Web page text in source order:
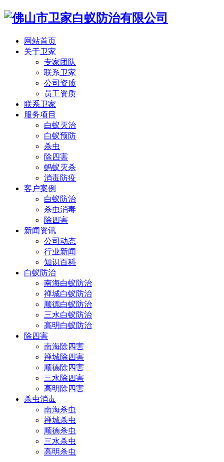
网站首页
关于卫家
专家团队
联系卫家
公司资质
员工资质
联系卫家
服务项目
白蚁灭治
白蚁预防
杀虫
除四害
蚂蚁灭杀
消毒防疫
客户案例
白蚁防治
杀虫消毒
除四害
新闻资讯
公司动态
行业新闻
知识百科
白蚁防治
南海白蚁防治
禅城白蚁防治
顺德白蚁防治
三水白蚁防治
高明白蚁防治
除四害
南海除四害
禅城除四害
顺德除四害
三水除四害
高明除四害
杀虫消毒
南海杀虫
禅城杀虫
顺德杀虫
三水杀虫
高明杀虫